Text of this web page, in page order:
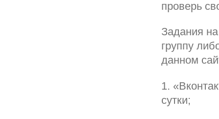
проверь
Задания
группу
данном
1.
сутки;